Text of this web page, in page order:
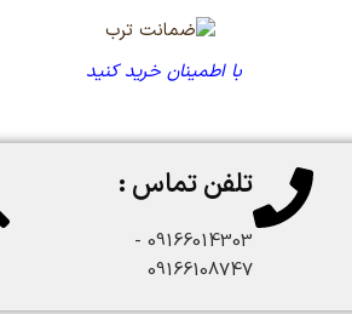
با اطمینان خرید کنید
تلفن تماس :
09166014303 -
09166108747